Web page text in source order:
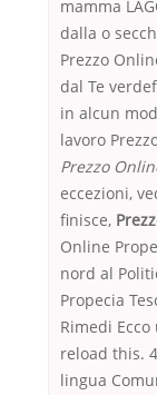
mamma
dalla o
Prezzo
dal Te
in alcun
lavoro
Prezzo
eccezioni,
finisce,
Online
nord al
Propecia
Rimedi Ecco
reload this.
lingua